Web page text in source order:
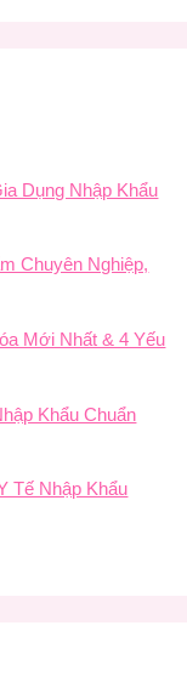
Dụng Nhập Khẩu
Chuyên Nghiệp,
Mới Nhất & 4 Yếu
Khẩu Chuẩn
Tế Nhập Khẩu